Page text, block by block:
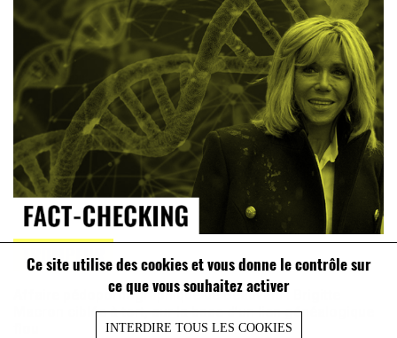
Ce site utilise des cookies et vous donne le contrôle sur
ce que vous souhaitez activer
INTERDIRE TOUS LES COOKIES
TROMPEUR
Affaire pédopornographique de Beauvais : Brigitte
Macron ciblée à tort, sur la base d’un lien généalogique